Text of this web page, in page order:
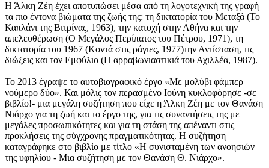
Η Άλκη Ζέη έχει αποτυπώσει μέσα από τη λογοτεχνική της γραφή
τα πιο έντονα βιώματα της ζωής της: τη δικτατορία του Μεταξά (Το
Καπλάνι της Βιτρίνας, 1963), την κατοχή στην Αθήνα και την
απελευθέρωση (Ο Μεγάλος Περίπατος του Πέτρου, 1971), τη
δικτατορία του 1967 (Κοντά στις ράγιες, 1977)την Αντίσταση, τις
διώξεις και τον Εμφύλιο (Η αρραβωνιαστικιά του Αχιλλέα, 1987).
Το 2013 έγραψε το αυτοβιογραφικό έργο «Με μολύβι φάμπερ
νούμερο δύο». Και μόλις τον περασμένο Ιούνη κυκλοφόρησε -σε
βιβλίο!- μια μεγάλη συζήτηση που είχε η Άλκη Ζέη με τον Θανάση
Νιάρχο για τη ζωή και το έργο της, για τις συναντήσεις της με
μεγάλες προσωπικότητες και για τη στάση της απέναντι στις
προκλήσεις της σύγχρονης πραγματικότητας. Η συζήτηση
καταγράφηκε στο βιβλίο με τίτλο «Η συνισταμένη των ανοησιών
της υφηλίου - Μια συζήτηση με τον Θανάση Θ. Νιάρχο».